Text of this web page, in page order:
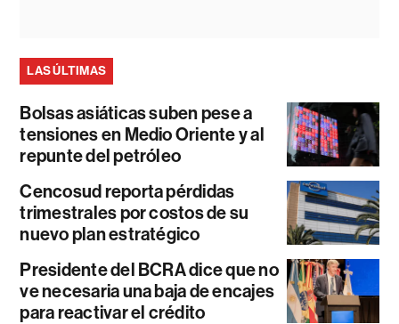
LAS ÚLTIMAS
Bolsas asiáticas suben pese a
tensiones en Medio Oriente y al
repunte del petróleo
Cencosud reporta pérdidas
trimestrales por costos de su
nuevo plan estratégico
Presidente del BCRA dice que no
ve necesaria una baja de encajes
para reactivar el crédito